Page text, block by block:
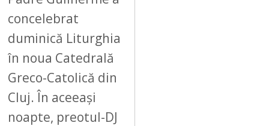
concelebrat
duminică Liturghia
în noua Catedrală
Greco-Catolică din
Cluj. În aceeași
noapte, preotul-DJ